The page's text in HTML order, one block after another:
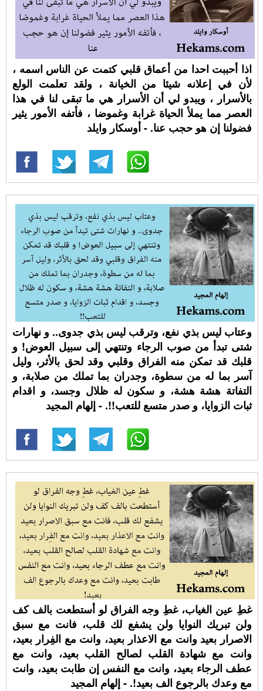
اذا أحببت احدا من أعماق قلبي كتمت عن الناس اسمه ،
لأن في إعلانه شيئا من الخيانة ، ولقد تعلمت الولع
بالأسرار ، ويبدو لي أن الأسرار هي ما تبقى لنا في هذا
العصر مما يملأ الحياة غرابة وغموضا ، فأتفه الأمور يثير
فضولنا إن هو حجب عنا. - أوسكار وايلد
وعتاب ليس بذي نفع، وترقب ليس بذي جدوى.. و نهارات
شتى تبدأ من صوب الرجاء وتنتهي إلى سبيل العوض! و
قلبك قد تمكن منه الفراق وقلبي وقد لحق بالأثر، وليل
آسر بما له من سطوة، وجدران بما تملك من صلابة، و
التفاتة هشة هشة، و سكون له ظلال وجسد، و اقدام
ثبات الزوايا، و صدر متسع للتعب!!. - إلهام المجيد
غطِ عين الغياب، غطِ وجه الفراق لو أستطعت بالف كف
ولن تبريك النوايا ولن يشفع لك قلب، فانت مع سبق
الاصرار بعيد وانت مع الاعذار بعيد، وانت مع الفِرار بعيد،
وانت مع شهادة القلب لصالح القلب بعيد، وانت مع
عطف الرجاء بعيد، وانت مع النفس إن طابت بعيد، وانت
مع وعدك بالرجوع الف بعيد!. - إلهام المجيد